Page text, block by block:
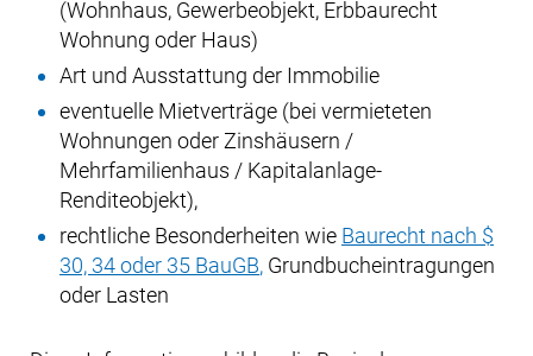
(Wohnhaus, Gewerbeobjekt, Erbbaurecht
Wohnung oder Haus)
Art und Ausstattung der Immobilie
eventuelle Mietverträge (bei vermieteten
Wohnungen oder Zinshäusern /
Mehrfamilienhaus / Kapitalanlage-
Renditeobjekt),
rechtliche Besonderheiten wie Baurecht nach $
30, 34 oder 35 BauGB, Grundbucheintragungen
oder Lasten